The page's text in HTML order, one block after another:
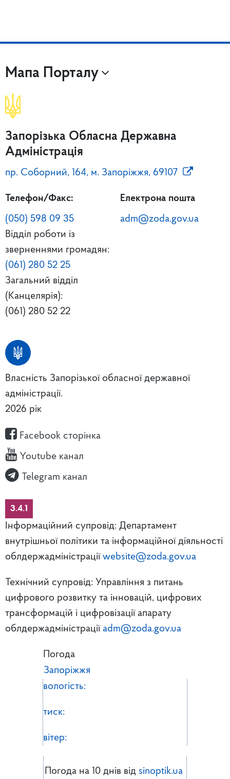
Мапа Порталу
Запорізька Обласна Державна
Адміністрація
пр. Соборний, 164, м. Запоріжжя, 69107
Телефон/Факс:
(050) 598 09 35
Відділ роботи із
зверненнями громадян:
(061) 280 52 25
Загальний відділ
(Канцелярія):
(061) 280 52 22
Електрона пошта
adm@zoda.gov.ua
Власність Запорізької обласної державної
адміністрації.
2026 рік
Facebook сторінка
Youtube канал
Telegram канал
3.4.1
Інформаційний супровід: Департамент
внутрішньої політики та інформаційної діяльності
облдержадміністрації website@zoda.gov.ua
Технічний супровід: Управління з питань
цифрового розвитку та інновацій, цифрових
трансформацій і цифровізації апарату
облдержадміністрації adm@zoda.gov.ua
Погода
Запоріжжя
вологість:
тиск:
вітер:
Погода на 10 днів від sinoptik.ua